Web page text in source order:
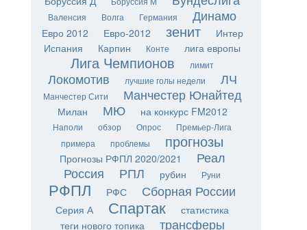
Валенсия Волга Германия Динамо
Евро 2012 Евро-2012 зенит
Интер
Испания
Карпин Конте лига европы
Лига Чемпионов лимит
Локомотив лучшие голы недели ЛЧ
Манчестер Сити Манчестер Юнайтед
Милан МЮ на конкурс FM2012
Наполи обзор Опрос
Премьер-Лига
примера
проблемы прогнозы
Прогнозы РФПЛ 2020/2021
Реал
Россия
РПЛ рубин Руни
РФПЛ РФС Сборная России
Серия А Спартак
статистика
теги нового топика
трансферы